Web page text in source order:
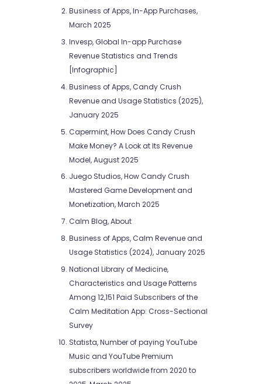
Business of Apps, In-App Purchases,
March 2025
Invesp, Global In-app Purchase
Revenue Statistics and Trends
[Infographic]
Business of Apps, Candy Crush
Revenue and Usage Statistics (2025),
January 2025
Capermint, How Does Candy Crush
Make Money? A Look at Its Revenue
Model, August 2025
Juego Studios, How Candy Crush
Mastered Game Development and
Monetization, March 2025
Calm Blog, About
Business of Apps, Calm Revenue and
Usage Statistics (2024), January 2025
National Library of Medicine,
Characteristics and Usage Patterns
Among 12,151 Paid Subscribers of the
Calm Meditation App: Cross-Sectional
Survey
Statista, Number of paying YouTube
Music and YouTube Premium
subscribers worldwide from 2020 to